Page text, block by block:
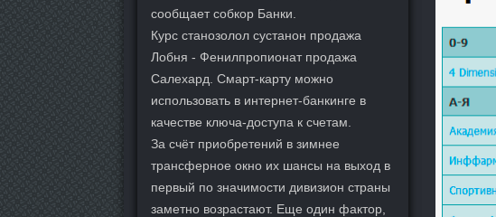
сообщает собкор Банки.
Курс станозолол сустанон продажа
Лобня - Фенилпропионат продажа
Салехард. Смарт-карту можно
использовать в интернет-банкинге в
качестве ключа-доступа к счетам.
За счёт приобретений в зимнее
трансферное окно их шансы на выход в
первый по значимости дивизион страны
заметно возрастают. Еще один фактор,